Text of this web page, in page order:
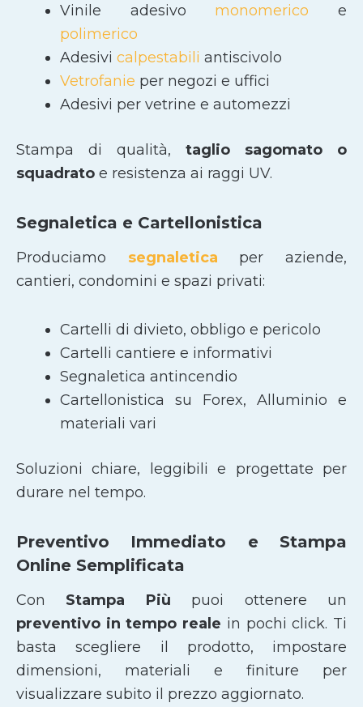
Vinile adesivo monomerico e
polimerico
Adesivi calpestabili antiscivolo
Vetrofanie per negozi e uffici
Adesivi per vetrine e automezzi
Stampa di qualità, taglio sagomato
o
squadrato e resistenza ai raggi UV.
Segnaletica e Cartellonistica
Produciamo segnaletica per aziende,
cantieri, condomini e spazi privati:
Cartelli di divieto, obbligo e pericolo
Cartelli cantiere e informativi
Segnaletica antincendio
Cartellonistica su Forex, Alluminio e
materiali vari
Soluzioni chiare, leggibili e progettate per
durare nel tempo.
Preventivo Immediato e Stampa
Online Semplificata
Con Stampa Più puoi ottenere un
preventivo in tempo reale in pochi click. Ti
basta scegliere il prodotto, impostare
dimensioni, materiali e finiture per
visualizzare subito il prezzo aggiornato.